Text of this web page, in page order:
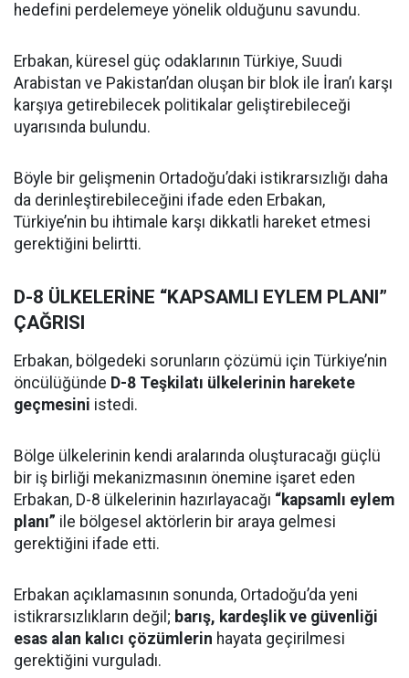
hedefini perdelemeye yönelik olduğunu savundu.
Erbakan, küresel güç odaklarının Türkiye, Suudi
Arabistan ve Pakistan’dan oluşan bir blok ile İran’ı karşı
karşıya getirebilecek politikalar geliştirebileceği
uyarısında bulundu.
Böyle bir gelişmenin Ortadoğu’daki istikrarsızlığı daha
da derinleştirebileceğini ifade eden Erbakan,
Türkiye’nin bu ihtimale karşı dikkatli hareket etmesi
gerektiğini belirtti.
D-8 ÜLKELERİNE “KAPSAMLI EYLEM PLANI”
ÇAĞRISI
Erbakan, bölgedeki sorunların çözümü için Türkiye’nin
öncülüğünde D-8 Teşkilatı ülkelerinin harekete
geçmesini istedi.
Bölge ülkelerinin kendi aralarında oluşturacağı güçlü
bir iş birliği mekanizmasının önemine işaret eden
Erbakan, D-8 ülkelerinin hazırlayacağı “kapsamlı eylem
planı” ile bölgesel aktörlerin bir araya gelmesi
gerektiğini ifade etti.
Erbakan açıklamasının sonunda, Ortadoğu’da yeni
istikrarsızlıkların değil; barış, kardeşlik ve güvenliği
esas alan kalıcı çözümlerin hayata geçirilmesi
gerektiğini vurguladı.